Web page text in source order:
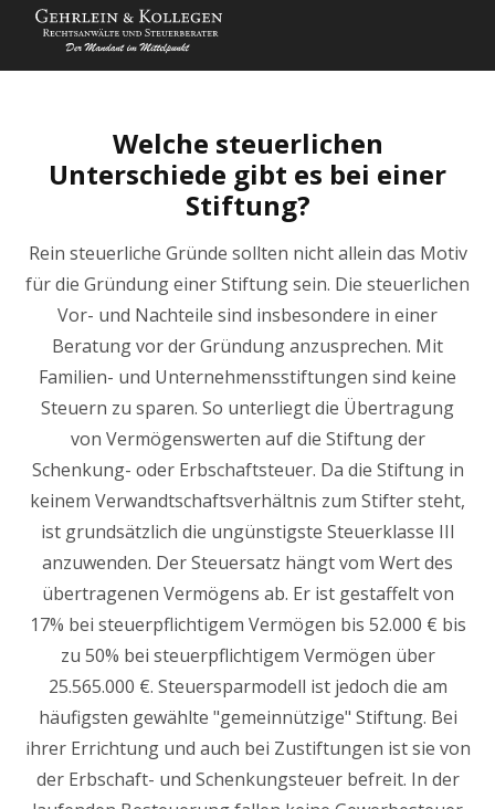
Welche steuerlichen
Unterschiede gibt es bei einer
Stiftung?
Rein steuerliche Gründe sollten nicht allein das Motiv
für die Gründung einer Stiftung sein. Die steuerlichen
Vor- und Nachteile sind insbesondere in einer
Beratung vor der Gründung anzusprechen. Mit
Familien- und Unternehmensstiftungen sind keine
Steuern zu sparen. So unterliegt die Übertragung
von Vermögenswerten auf die Stiftung der
Schenkung- oder Erbschaftsteuer. Da die Stiftung in
keinem Verwandtschaftsverhältnis zum Stifter steht,
ist grundsätzlich die ungünstigste Steuerklasse III
anzuwenden. Der Steuersatz hängt vom Wert des
übertragenen Vermögens ab. Er ist gestaffelt von
17% bei steuerpflichtigem Vermögen bis 52.000 € bis
zu 50% bei steuerpflichtigem Vermögen über
25.565.000 €. Steuersparmodell ist jedoch die am
häufigsten gewählte "gemeinnützige" Stiftung. Bei
ihrer Errichtung und auch bei Zustiftungen ist sie von
der Erbschaft- und Schenkungsteuer befreit. In der